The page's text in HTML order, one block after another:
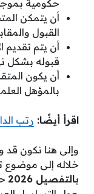
حكومية
أن يتمكن
القبول
أن يتم تقديم
قبوله بشكل
أن يكون
بالمؤهل
اقرأ أيضًا: رتب
وإلى هنا نكون قد
خلاله إلى موضوع
بالتفصيل 2026